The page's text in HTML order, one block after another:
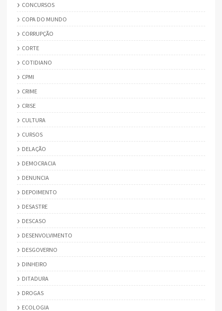
CONCURSOS
COPA DO MUNDO
CORRUPÇÃO
CORTE
COTIDIANO
CPMI
CRIME
CRISE
CULTURA
CURSOS
DELAÇÃO
DEMOCRACIA
DENUNCIA
DEPOIMENTO
DESASTRE
DESCASO
DESENVOLVIMENTO
DESGOVERNO
DINHEIRO
DITADURA
DROGAS
ECOLOGIA